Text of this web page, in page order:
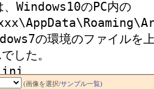
(画像を選択/サンプル一覧)